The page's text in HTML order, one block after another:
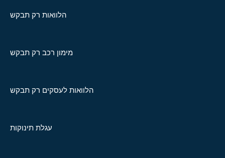
הלוואות רק תבקש
מימון רכב רק תבקש
הלוואות לעסקים רק תבקש
עגלת תינוקות